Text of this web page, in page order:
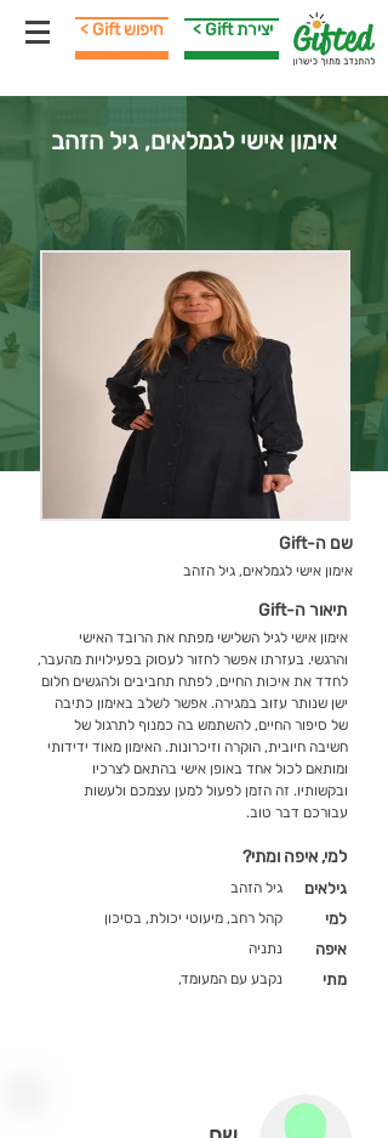
< Gift חיפוש < Gift יצירת
אימון אישי לגמלאים, גיל הזהב
שם ה-Gift
אימון אישי לגמלאים, גיל הזהב
תיאור ה-Gift
אימון אישי לגיל השלישי מפתח את הרובד האישי
והרגשי. בעזרתו אפשר לחזור לעסוק בפעילויות מהעבר,
לחדד את איכות החיים, לפתח תחביבים ולהגשים חלום
ישן שנותר עזוב במגירה. אפשר לשלב באימון כתיבה
של סיפור החיים, להשתמש בה כמנוף לתרגול של
חשיבה חיובית, הוקרה וזיכרונות. האימון מאוד ידידותי
ומותאם לכול אחד באופן אישי בהתאם לצרכיו
ובקשותיו. זה הזמן לפעול למען עצמכם ולעשות
עבורכם דבר טוב.
למי, איפה ומתי?
גיל הזהב גילאים
קהל רחב, מיעוטי יכולת, בסיכון למי
נתניה איפה
נקבע עם המעומד, מתי